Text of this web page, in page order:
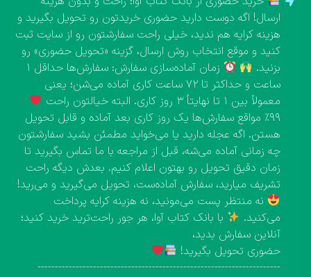
ارسال! اگه دوست دارید حضوری خریدتون رو تحویل بگیرید و
هزینه کرایه هم ندید، خیلی راحت سفارشتون رو از سایت ثبت
کنید و موقع انتخاب روش ارسال، گزینه «تحویل حضوری» رو
بزنید.
زمان آماده‌سازی سفارش: سفارش‌ها حداقل ۱
ساعت و حداکثر تا ۷۲ ساعت کاری آماده می‌شن؛ یعنی
معمولاً بین ۱ تا نهایتاً ۳ روز کاری. البته خیالتون راحت
۹۹٪ مواقع سفارش‌ها یک روز کاری بعد آماده و قابل تحویل
هستن. اگه عجله دارید یا می‌خواید مطمئن بشید سفارشتون
چه زمانی آماده می‌شه، قبل از مراجعه با ما تماس بگیرید تا
زمان دقیق تحویل رو بهتون اعلام کنیم. بعدش دیگه راحت
تشریف میارید، سفارش آماده‌ست، تحویل می‌گیرید و می‌رید!
نه منتظر پست می‌مونید، نه هزینه کرایه پرداخت
می‌کنید.
با بانک کتاب آوا، هر جور راحت‌ترید خرید کنید؛
آنلاین سفارش بدید،
حضوری تحویل بگیرید!
----------------------------------------------------------------------